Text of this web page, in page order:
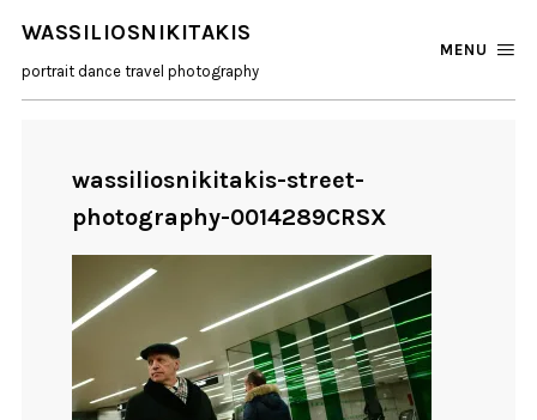
WASSILIOSNIKITAKIS
portrait dance travel photography
MENU
wassiliosnikitakis-street-
photography-0014289CRSX